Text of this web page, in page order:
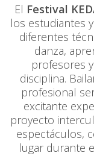
El Festival
los estudiantes
diferentes
danza,
profesores y
disciplina.
profesional
excitante
proyecto
espectáculos,
lugar durante